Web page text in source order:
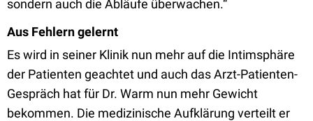
sondern auch die Abläufe überwachen.“
Aus Fehlern gelernt
Es wird in seiner Klinik nun mehr auf die Intimsphäre
der Patienten geachtet und auch das Arzt-Patienten-
Gespräch hat für Dr. Warm nun mehr Gewicht
bekommen. Die medizinische Aufklärung verteilt er